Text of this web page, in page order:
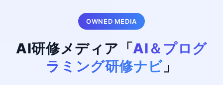
OWNED MEDIA
AI研修メディア「AI＆プログ
ラミング研修ナビ」